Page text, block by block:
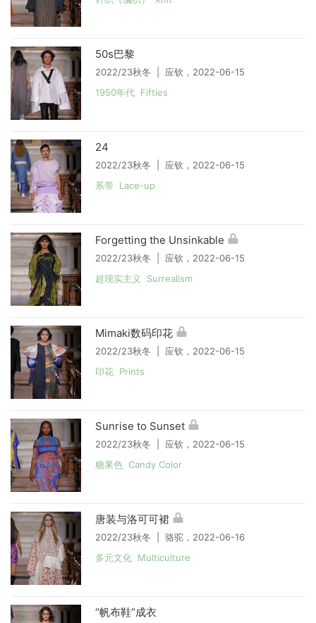
50s巴黎
2022/23秋冬 | 应钦，2022-06-15
1950年代 Fifties
24
2022/23秋冬 | 应钦，2022-06-15
系带 Lace-up
Forgetting the Unsinkable
2022/23秋冬 | 应钦，2022-06-15
超现实主义 Surrealism
Mimaki数码印花
2022/23秋冬 | 应钦，2022-06-15
印花 Prints
Sunrise to Sunset
2022/23秋冬 | 应钦，2022-06-15
糖果色 Candy Color
唐装与洛可可裙
2022/23秋冬 | 骆驼，2022-06-16
多元文化 Multiculture
“帆布鞋”成衣